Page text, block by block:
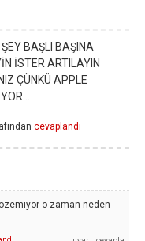
BAŞLI BAŞINA
İSTER ARTILAYIN
ÇÜNKÜ APPLE
cevaplandı
o zaman neden